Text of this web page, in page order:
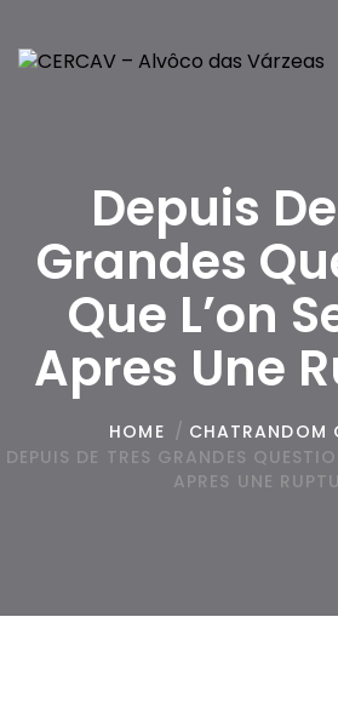
Depuis
Grandes
Que L’on
Apres Une
HOME / CHATRANDOM
DEPUIS DE TRES GRANDES
APRES UNE